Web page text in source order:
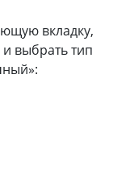
вкладку,
выбрать тип